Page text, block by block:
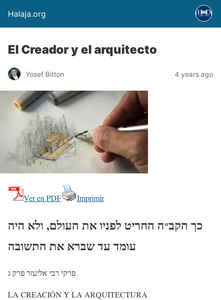
Halaja.org
El Creador y el arquitecto
Yosef Bitton 4 years ago
Ver en PDF Imprimir
כך הקב״ה החריט לפניו את העולם, ולא היה
עומד עד שברא את התשובה
פרקי רבי אליעזר פרק ג
LA CREACIÓN Y LA ARQUITECTURA